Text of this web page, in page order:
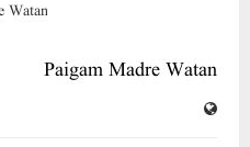
Paigam Madre Watan